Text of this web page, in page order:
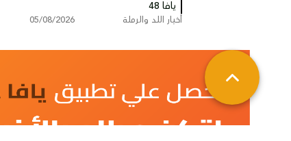
مركبة وشاحنة سحب
يافا 48
أخبار اللد والرملة 05/08/2026